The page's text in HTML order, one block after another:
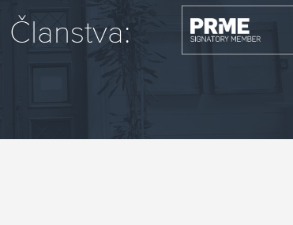
Članstva: